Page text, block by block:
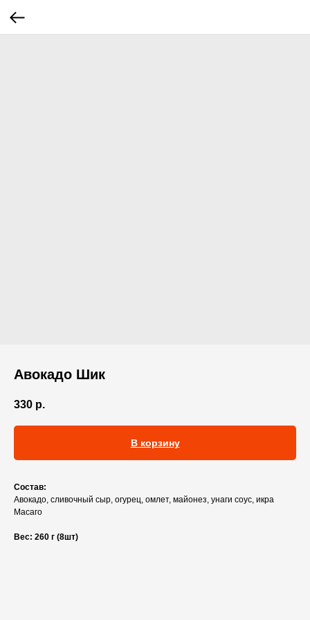
Авокадо Шик
330 р.
В корзину
Состав:
Авокадо, сливочный сыр, огурец, омлет, майонез, унаги соус, икра
Масаго
Вес: 260 г (8шт)